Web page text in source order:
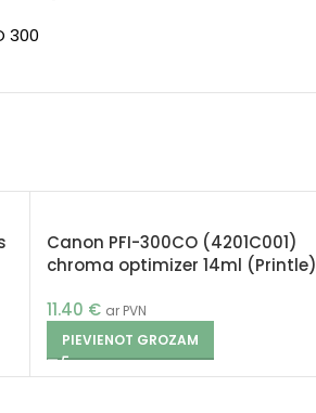
300
Canon PFI-300CO (4201C001)
chroma optimizer 14ml (Printle)
11.40 € ar PVN
PIEVIENOT GROZAM